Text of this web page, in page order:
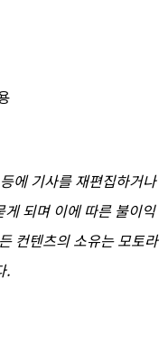
에 기사를 재편집하거나
되며 이에 따른 불이익
컨텐츠의 소유는 모토라
.